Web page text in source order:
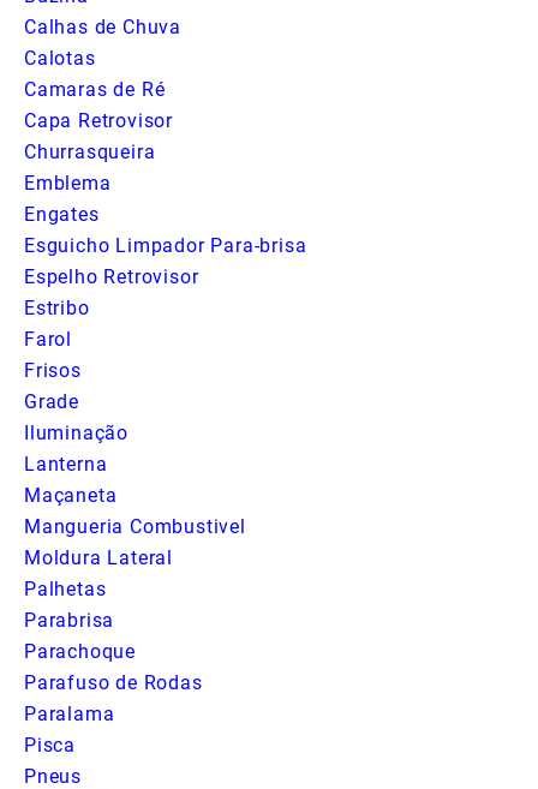
Calhas de Chuva
Calotas
Camaras de Ré
Capa Retrovisor
Churrasqueira
Emblema
Engates
Esguicho Limpador Para-brisa
Espelho Retrovisor
Estribo
Farol
Frisos
Grade
Iluminação
Lanterna
Maçaneta
Mangueria Combustivel
Moldura Lateral
Palhetas
Parabrisa
Parachoque
Parafuso de Rodas
Paralama
Pisca
Pneus